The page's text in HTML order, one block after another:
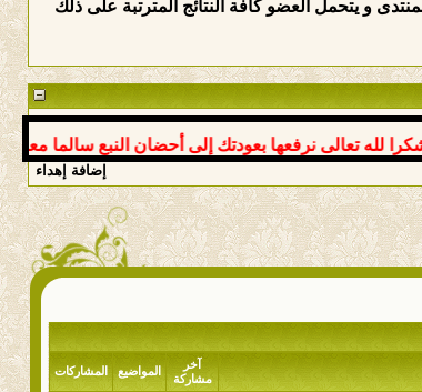
و يتحمل العضو كافة النتائج المترتبة على ذلك
تعالى نرفعها بعودتك إلى أحضان النبع سالما معافى
إضافة إهداء
آخر
مشاركة
المواضيع المشاركات